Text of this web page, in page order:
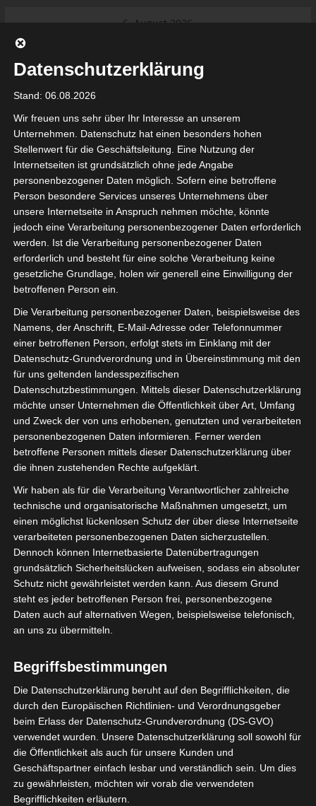
6. August 2026
beginnt am 22. und 23. August
2026 (Update)
Meisterschaft an
Ligue 1 Pro: Spielplan der ersten 15
Spieltage der Saison 2026/2027
Ligue 2 Pro Tunesien 2026/2027 –
Saison beginnt am am 19./20.
September 2026
Internationaler Sportgerichtshof
lehnt Eilverfahren ab – AS Soliman
steuert auf die Ligue 2 zu
tunesienfussball.de
Tunesien Ligafußball
Sie befinden sich hier:Startseite
Welt»Afrika»Tunesien »Ligen»Ligue 1»Spieltag 3
der Ligue 1 Pro Tunesien am 30./31. Okt 2021 –
Hinrunde
Spieltag 3 der Ligue 1
Pro Tunesien am
30./31. Okt 2021 –
Hinrunde
Datenschutzerklärung
Stand: 06.08.2026
Wir freuen uns sehr über Ihr Interesse an unserem
Unternehmen. Datenschutz hat einen besonders hohen
Stellenwert für die Geschäftsleitung. Eine Nutzung der
Internetseiten ist grundsätzlich ohne jede Angabe
personenbezogener Daten möglich. Sofern eine betroffene
Person besondere Services unseres Unternehmens über
unsere Internetseite in Anspruch nehmen möchte, könnte
jedoch eine Verarbeitung personenbezogener Daten erforderlich
werden. Ist die Verarbeitung personenbezogener Daten
erforderlich und besteht für eine solche Verarbeitung keine
gesetzliche Grundlage, holen wir generell eine Einwilligung der
betroffenen Person ein.
Die Verarbeitung personenbezogener Daten, beispielsweise des
Namens, der Anschrift, E-Mail-Adresse oder Telefonnummer
einer betroffenen Person, erfolgt stets im Einklang mit der
Datenschutz-Grundverordnung und in Übereinstimmung mit den
für uns geltenden landesspezifischen
Datenschutzbestimmungen. Mittels dieser Datenschutzerklärung
möchte unser Unternehmen die Öffentlichkeit über Art, Umfang
und Zweck der von uns erhobenen, genutzten und verarbeiteten
personenbezogenen Daten informieren. Ferner werden
betroffene Personen mittels dieser Datenschutzerklärung über
die ihnen zustehenden Rechte aufgeklärt.
Wir haben als für die Verarbeitung Verantwortlicher zahlreiche
technische und organisatorische Maßnahmen umgesetzt, um
einen möglichst lückenlosen Schutz der über diese Internetseite
verarbeiteten personenbezogenen Daten sicherzustellen.
Dennoch können Internetbasierte Datenübertragungen
grundsätzlich Sicherheitslücken aufweisen, sodass ein absoluter
Schutz nicht gewährleistet werden kann. Aus diesem Grund
steht es jeder betroffenen Person frei, personenbezogene
Daten auch auf alternativen Wegen, beispielsweise telefonisch,
an uns zu übermitteln.
Begriffsbestimmungen
Die Datenschutzerklärung beruht auf den Begrifflichkeiten, die
durch den Europäischen Richtlinien- und Verordnungsgeber
beim Erlass der Datenschutz-Grundverordnung (DS-GVO)
verwendet wurden. Unsere Datenschutzerklärung soll sowohl für
die Öffentlichkeit als auch für unsere Kunden und
Geschäftspartner einfach lesbar und verständlich sein. Um dies
zu gewährleisten, möchten wir vorab die verwendeten
Begrifflichkeiten erläutern.